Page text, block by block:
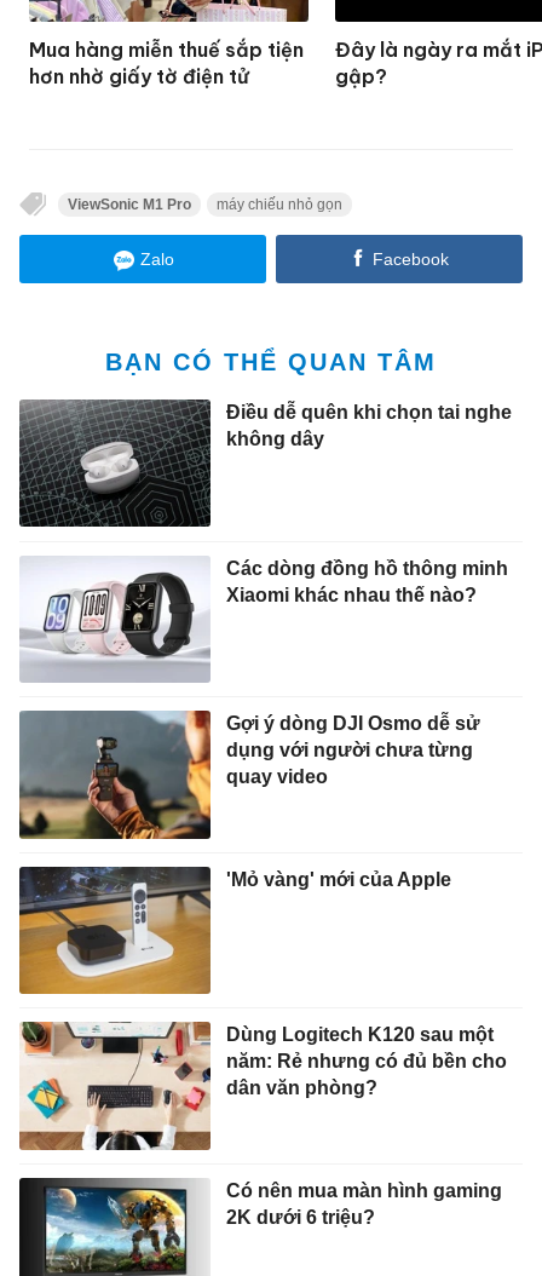
Mua hàng miễn thuế sắp tiện
hơn nhờ giấy tờ điện tử
Đây là ngày ra mắt
gập?
ViewSonic M1 Pro máy chiếu nhỏ gọn
Zalo Facebook
BẠN CÓ THỂ QUAN TÂM
Điều dễ quên khi chọn tai nghe
không dây
Các dòng đồng hồ thông minh
Xiaomi khác nhau thế nào?
Gợi ý dòng DJI Osmo dễ sử
dụng với người chưa từng
quay video
'Mỏ vàng' mới của Apple
Dùng Logitech K120 sau một
năm: Rẻ nhưng có đủ bền cho
dân văn phòng?
Có nên mua màn hình gaming
2K dưới 6 triệu?